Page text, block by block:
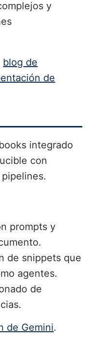
y
blog de
de
integrado
con
prompts y
de snippets que
agentes.
de
de Gemini.